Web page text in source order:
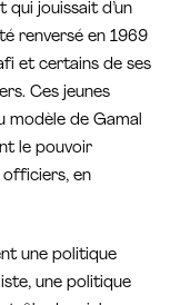
qui jouissait d’un
renversé en 1969
et certains de ses
Ces jeunes
modèle de Gamal
le pouvoir
officiers, en
une politique
une politique